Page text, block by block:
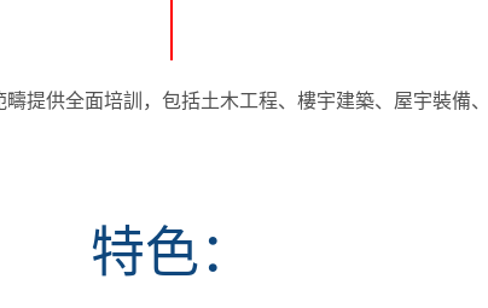
提供全面培訓，包括土木工程、樓宇建築、屋宇裝備
特色：